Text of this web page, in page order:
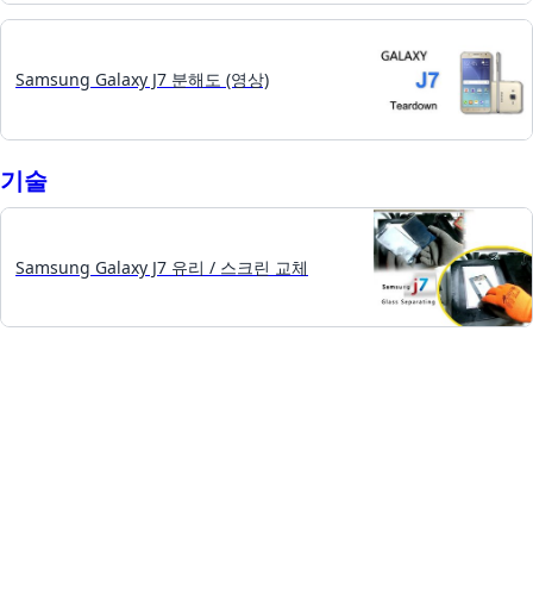
Samsung Galaxy J7 분해도 (영상)
기술
Samsung Galaxy J7 유리 / 스크린 교체